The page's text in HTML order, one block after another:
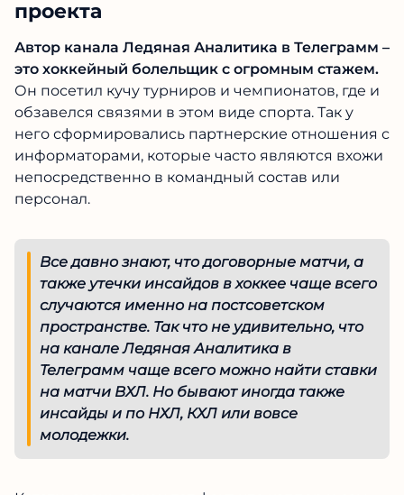
Ледяная Аналитика и каппере
Автор канала Ледяная Аналитика в
Телеграмм – это хоккейный болельщик с
огромным стажем.Он посетил кучу турниров
и чемпионатов, где и обзавелся связями в
этом виде спорта. Так у него сформировались
партнерские отношения с информаторами,
которые часто являются вхожи
персонал.
Все давно знают, что договорные матчи,
а также утечки инсайдов в хоккее чаще
всего случаются именно на
постсоветском пространстве. Так что не
удивительно, что на канале Ледяная
Аналитика в Телеграмм чаще всего
можно найти ставки на матчи ВХЛ. Но
бывают иногда также инсайды и по НХЛ,